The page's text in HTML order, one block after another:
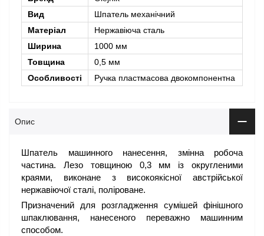
Вид
Шпатель механічний
Матеріал
Нержавіюча сталь
Ширина
1000 мм
Товщина
0,5 мм
Особливості
Ручка пластмасова двокомпонентна
Опис
Шпатель машинного нанесення, змінна робоча
частина. Лезо товщиною 0,3 мм із округленими
краями, виконане з високоякісної австрійської
нержавіючої сталі, поліроване.
Призначений для розгладження сумішей фінішного
шпаклювання, нанесеного переважно машинним
способом.